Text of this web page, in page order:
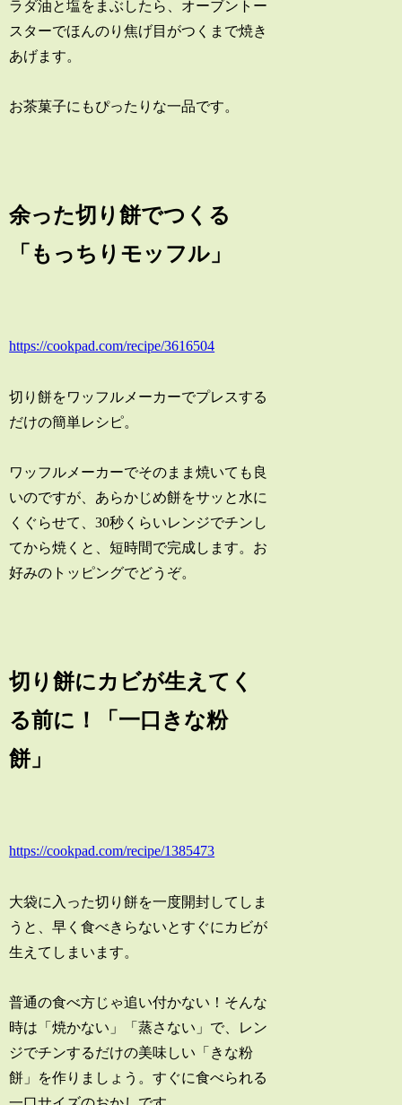
ラダ油と塩をまぶしたら、オーブントー
スターでほんのり焦げ目がつくまで焼き
あげます。
お茶菓子にもぴったりな一品です。
余った切り餅でつくる
「もっちりモッフル」
https://cookpad.com/recipe/3616504
切り餅をワッフルメーカーでプレスする
だけの簡単レシピ。
ワッフルメーカーでそのまま焼いても良
いのですが、あらかじめ餅をサッと水に
くぐらせて、30秒くらいレンジでチンし
てから焼くと、短時間で完成します。お
好みのトッピングでどうぞ。
切り餅にカビが生えてく
る前に！「一口きな粉
餅」
https://cookpad.com/recipe/1385473
大袋に入った切り餅を一度開封してしま
うと、早く食べきらないとすぐにカビが
生えてしまいます。
普通の食べ方じゃ追い付かない！そんな
時は「焼かない」「蒸さない」で、レン
ジでチンするだけの美味しい「きな粉
餅」を作りましょう。すぐに食べられる